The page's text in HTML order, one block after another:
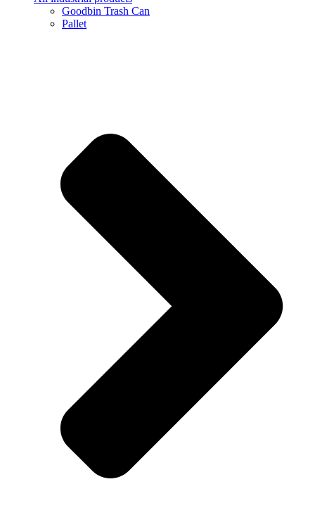
Goodbin Trash Can
Pallet